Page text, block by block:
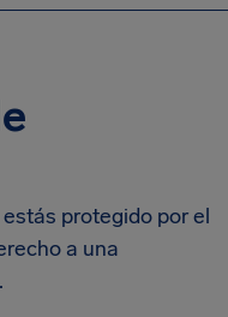
protegido por el
a una